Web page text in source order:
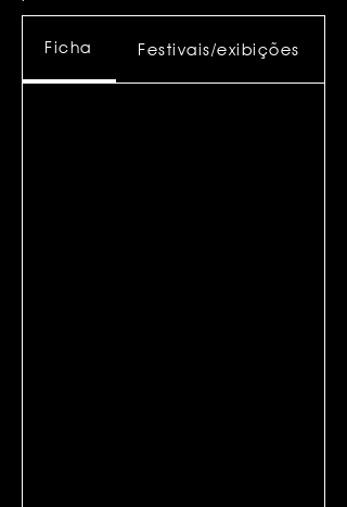
Ficha Festivais/exibições